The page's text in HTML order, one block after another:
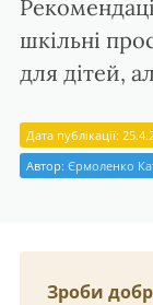
шкільні
для дітей,
Дата публікації:
Автор: Єрмоленко
Зроби